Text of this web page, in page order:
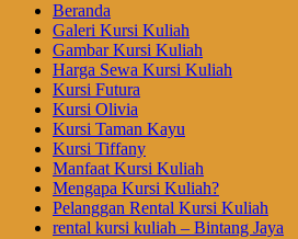
Beranda
Galeri Kursi Kuliah
Gambar Kursi Kuliah
Harga Sewa Kursi Kuliah
Kursi Futura
Kursi Olivia
Kursi Taman Kayu
Kursi Tiffany
Manfaat Kursi Kuliah
Mengapa Kursi Kuliah?
Pelanggan Rental Kursi Kuliah
rental kursi kuliah – Bintang Jaya